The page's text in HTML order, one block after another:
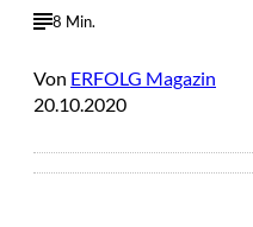
8 Min.
Von ERFOLG Magazin
20.10.2020